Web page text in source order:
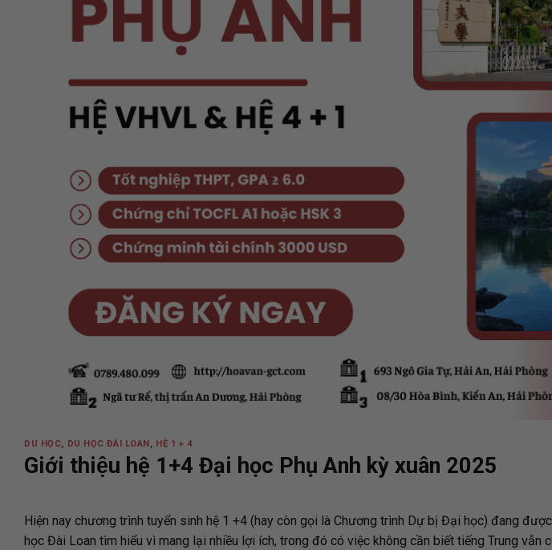
DU HỌC, DU HỌC ĐÀI LOAN, HỆ 1 + 4
Giới thiệu hệ 1+4 Đại học Phụ Anh kỳ xuân 2025
Hiện nay chương trình tuyển sinh hệ 1 +4 (hay còn gọi là Chương trình Dự bị Đại học) đang
học Đài Loan tìm hiểu vì mang lại nhiều lợi ích, trong đó có việc không cần biết tiếng Trung vẫn